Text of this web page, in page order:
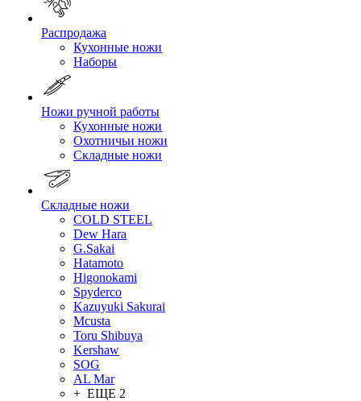
Распродажа
Кухонные ножи
Наборы
Ножи ручной работы
Кухонные ножи
Охотничьи ножи
Складные ножи
Складные ножи
COLD STEEL
Dew Hara
G.Sakai
Hatamoto
Higonokami
Spyderco
Kazuyuki Sakurai
Mcusta
Toru Shibuya
Kershaw
SOG
AL Mar
+ ЕЩЕ 2